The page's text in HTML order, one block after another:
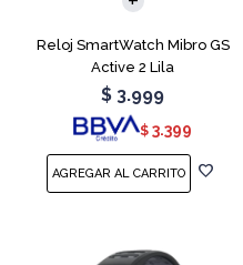
Reloj SmartWatch Mibro GS
Active 2 Lila
$ 3.999
$ 3.399